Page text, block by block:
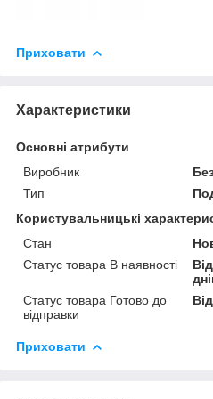
Приховати
Характеристики
Основні атрибути
Виробник
Тип
Користувальницькі
Стан
Статус товара В наявності
Статус товара Готово до
відправки
Приховати